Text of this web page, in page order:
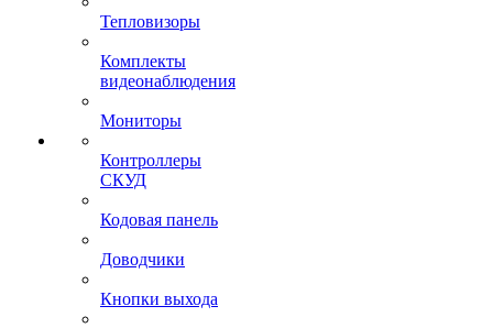
Тепловизоры
Комплекты
видеонаблюдения
Мониторы
Контроллеры
СКУД
Кодовая панель
Доводчики
Кнопки выхода